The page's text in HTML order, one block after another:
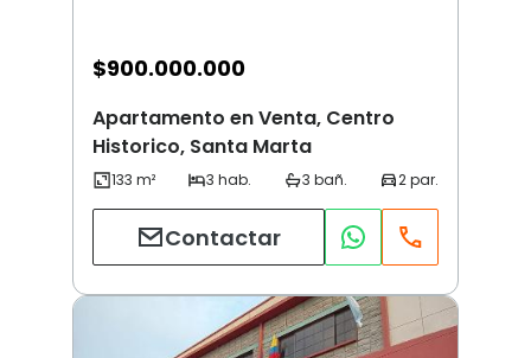
$900.000.000
Apartamento en Venta, Centro
Historico, Santa Marta
Contactar